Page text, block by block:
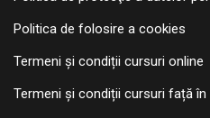
Politica de folosire a cookies
Termeni și condiții cursuri online
Termeni și condiții cursuri față